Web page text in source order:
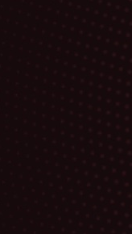
the